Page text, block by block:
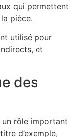
qui permettent
pièce.
utilisé pour
et
des
un rôle important
d’exemple,